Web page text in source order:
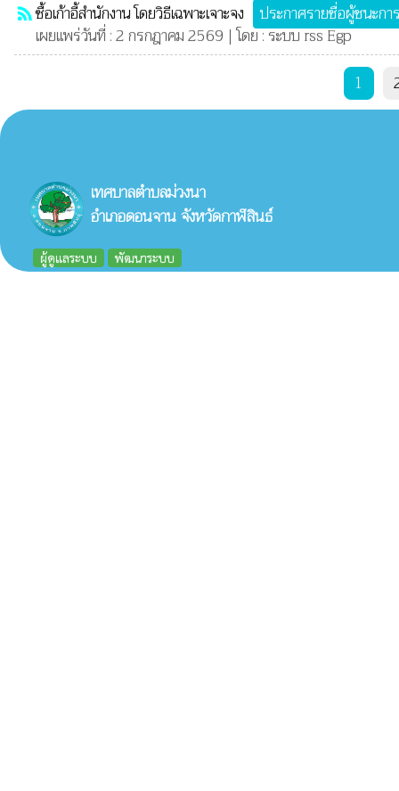
rss_feedซื้อเก้าอี้สำนักงาน โดยวิธีเฉพาะเจาะจง
ประกาศรายชื่อผู้ชนะกา
เผยแพร่วันที่ : 2 กรกฎาคม 2569 | โดย : ระบบ rss Egp
1
เทศบาลตำบลม่วงนา
อำเภอดอนจาน จังหวัดกาฬสินธ์
ผู้ดูแลระบบ พัฒนาระบบ